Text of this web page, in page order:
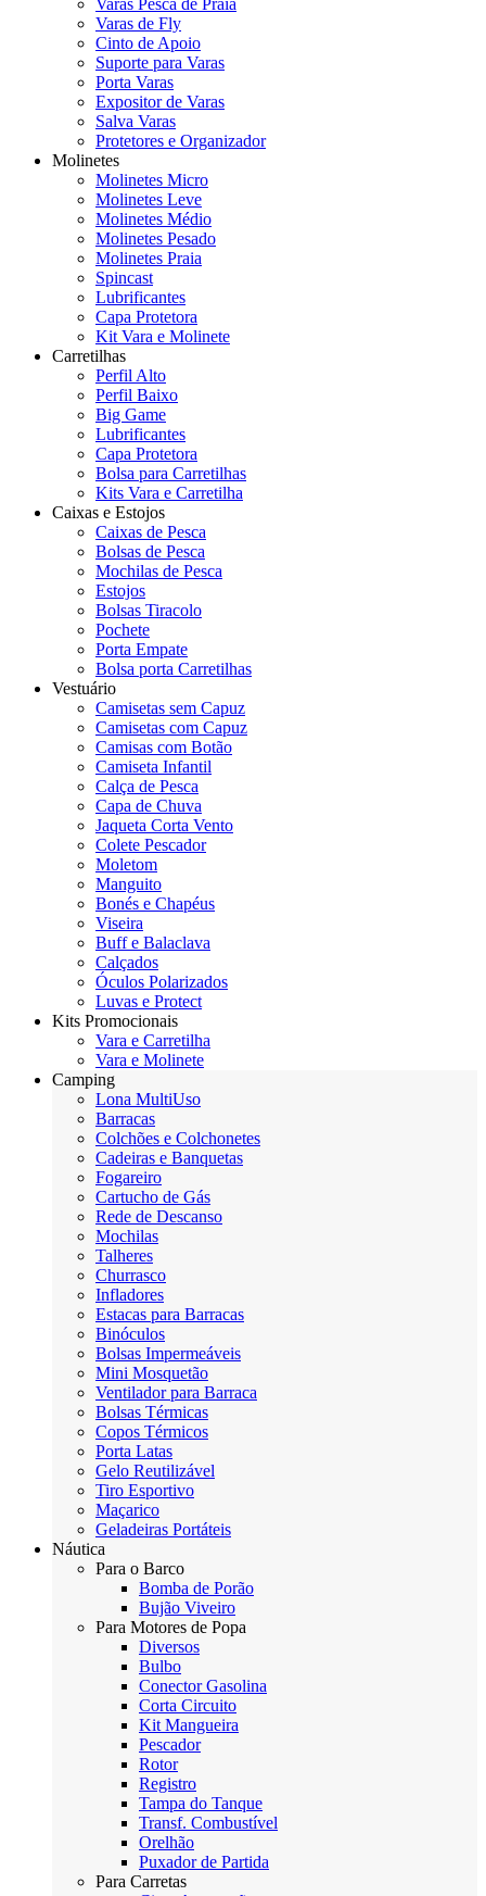
Varas Pesca de Praia
Varas de Fly
Cinto de Apoio
Suporte para Varas
Porta Varas
Expositor de Varas
Salva Varas
Protetores e Organizador
Molinetes
Molinetes Micro
Molinetes Leve
Molinetes Médio
Molinetes Pesado
Molinetes Praia
Spincast
Lubrificantes
Capa Protetora
Kit Vara e Molinete
Carretilhas
Perfil Alto
Perfil Baixo
Big Game
Lubrificantes
Capa Protetora
Bolsa para Carretilhas
Kits Vara e Carretilha
Caixas e Estojos
Caixas de Pesca
Bolsas de Pesca
Mochilas de Pesca
Estojos
Bolsas Tiracolo
Pochete
Porta Empate
Bolsa porta Carretilhas
Vestuário
Camisetas sem Capuz
Camisetas com Capuz
Camisas com Botão
Camiseta Infantil
Calça de Pesca
Capa de Chuva
Jaqueta Corta Vento
Colete Pescador
Moletom
Manguito
Bonés e Chapéus
Viseira
Buff e Balaclava
Calçados
Óculos Polarizados
Luvas e Protect
Kits Promocionais
Vara e Carretilha
Vara e Molinete
Camping
Lona MultiUso
Barracas
Colchões e Colchonetes
Cadeiras e Banquetas
Fogareiro
Cartucho de Gás
Rede de Descanso
Mochilas
Talheres
Churrasco
Infladores
Estacas para Barracas
Binóculos
Bolsas Impermeáveis
Mini Mosquetão
Ventilador para Barraca
Bolsas Térmicas
Copos Térmicos
Porta Latas
Gelo Reutilizável
Tiro Esportivo
Maçarico
Geladeiras Portáteis
Náutica
Para o Barco
Bomba de Porão
Bujão Viveiro
Para Motores de Popa
Diversos
Bulbo
Conector Gasolina
Corta Circuito
Kit Mangueira
Pescador
Rotor
Registro
Tampa do Tanque
Transf. Combustível
Orelhão
Puxador de Partida
Para Carretas